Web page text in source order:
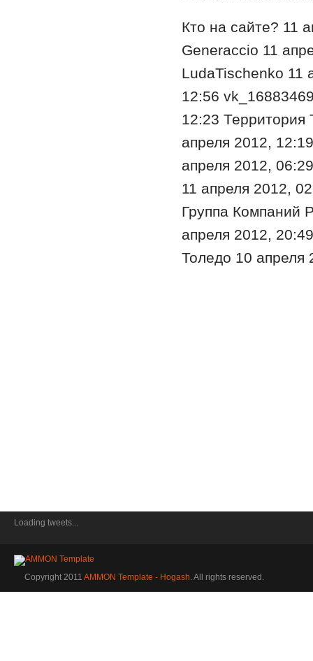
Кто на сайте? 11
Generaccio 11
LudaTischenko 11
12:56
12:23 Территория
апреля 2012,
апреля 2012,
11 апреля 2012,
Группа Компаний
апреля 2012,
Толедо 10 апреля
Loading tweets...
Copyright 2011 AMMON Template - Hogash. All rights reserved.